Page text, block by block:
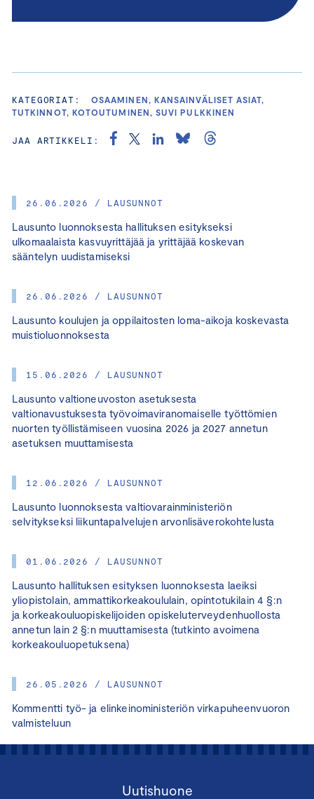
26.06.2026 / LAUSUNNOT
Lausunto luonnoksesta hallituksen esitykseksi
ulkomaalaista kasvuyrittäjää ja yrittäjää koskevan
sääntelyn uudistamiseksi
26.06.2026 / LAUSUNNOT
Lausunto koulujen ja oppilaitosten loma-aikoja koskevasta
muistioluonnoksesta
15.06.2026 / LAUSUNNOT
Lausunto valtioneuvoston asetuksesta
valtionavustuksesta työvoimaviranomaiselle työttömien
nuorten työllistämiseen vuosina 2026 ja 2027 annetun
asetuksen muuttamisesta
12.06.2026 / LAUSUNNOT
Lausunto luonnoksesta valtiovarainministeriön
selvitykseksi liikuntapalvelujen arvonlisäverokohtelusta
01.06.2026 / LAUSUNNOT
Lausunto hallituksen esityksen luonnoksesta laeiksi
yliopistolain, ammattikorkeakoululain, opintotukilain 4 §:n
ja korkeakouluopiskelijoiden opiskeluterveydenhuollosta
annetun lain 2 §:n muuttamisesta (tutkinto avoimena
korkeakouluopetuksena)
26.05.2026 / LAUSUNNOT
Kommentti työ- ja elinkeinoministeriön virkapuheenvuoron
valmisteluun
KATEGORIAT:
OSAAMINEN, KANSAINVÄLISET ASIAT,
TUTKINNOT, KOTOUTUMINEN, SUVI PULKKINEN
JAA ARTIKKELI:
Uutishuone